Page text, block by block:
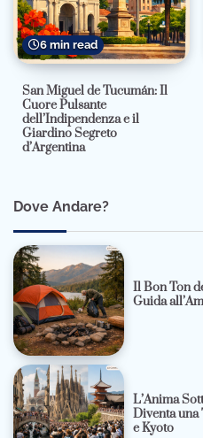
6 min read
San Miguel de Tucumán: Il
Cuore Pulsante
dell’Indipendenza e il
Giardino Segreto
d’Argentina
Dove Andare?
Il Bon Ton
Guida
L’Anima
Diventa una
e Kyoto